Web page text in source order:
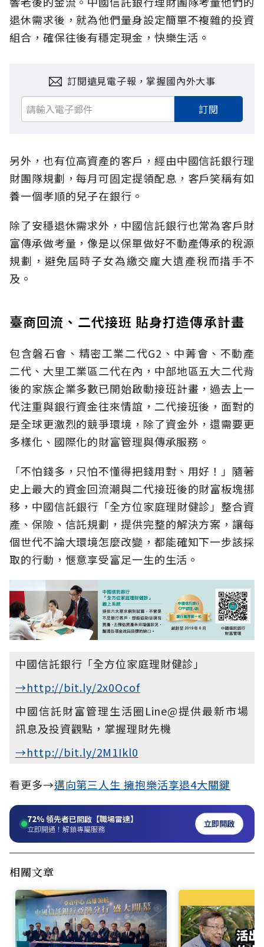
退休需求後，就為他們量身設定簡單不複雜的投資
組合，確保往後有穩定現金，快樂生活。
訂閱遠見電子報，掌握國內外大事
訂閱
另外，也有位高資產的客戶，經由中國信託銀行理
財團隊規劃，每月可固定提領配息，客戶笑稱有如
養一個孝順的兒子在銀行。
除了安穩退休需求外，中國信託銀行也常為客戶財
富傳承做考量，像是以保單做好不動產傳承的稅源
規劃，避免屆時子女為繳交龐大遺產稅而措手不
及。
臺商回流、二代接班 貼身打造傳承計畫
包含磐石會、精密工業二代G2、中菁會、不動產
二代、大里工業區二代在內，中部地區五大二代背
後的家族企業多數已開始啟動接班計畫，過去上一
代注重與銀行資金往來情誼，二代接班後，面對的
是全球更激烈的競爭環境，除了資金外，還需要更
多樣化、國際化的財富管理與傳承服務。
「不怕錢多，只怕不懂得把錢用對、用好！」隨著
史上最大的資金回流潮與二代接班後的財富板塊挪
移，中國信託銀行「全方位家庭理財健診」整合資
產、保險、信託規劃，提供完整的解決方案，讓每
個世代不論大環境怎麼改變，都能確知下一步該採
取的行動，愜意享受富足一生的生活。
中國信託銀行「全方位家庭理財健診」
→http://bit.ly/2x0Ocof
中國信託財富管理生活圈Line@提供最新市場
訊息及投資觀點，掌握理財先機
→http://bit.ly/2M1Ikl0
看更多→邁向第三人生 擁抱樂活享退4大關鍵
72%領先者已開啟【職場雷達】
立即開通！解鎖專屬服務 立即開啟
相關文章